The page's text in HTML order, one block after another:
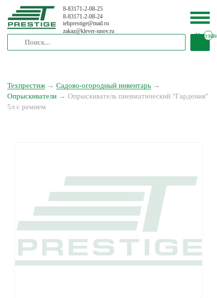
8-83171-2-08-25
8-83171-2-08-24
tehprestige@mail.ru
zakaz@klever-nnov.ru
Техпрестиж → Садово-огородный инвентарь →
Опрыскиватели → Опрыскиватель пневматический "Гардения"
5л с ремнем